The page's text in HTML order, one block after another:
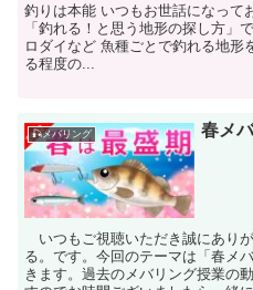
釣りは本能 いつもお世話になって
「釣れる！と思う地形の探し方」
ロダイなど 魚種ごとで釣れる地形
る程度の...
🎣メバリング 春メ
いつもご視聴いただき誠にあり
る。です。今回のテーマは「春メ
きます。過去のメバリング授業の